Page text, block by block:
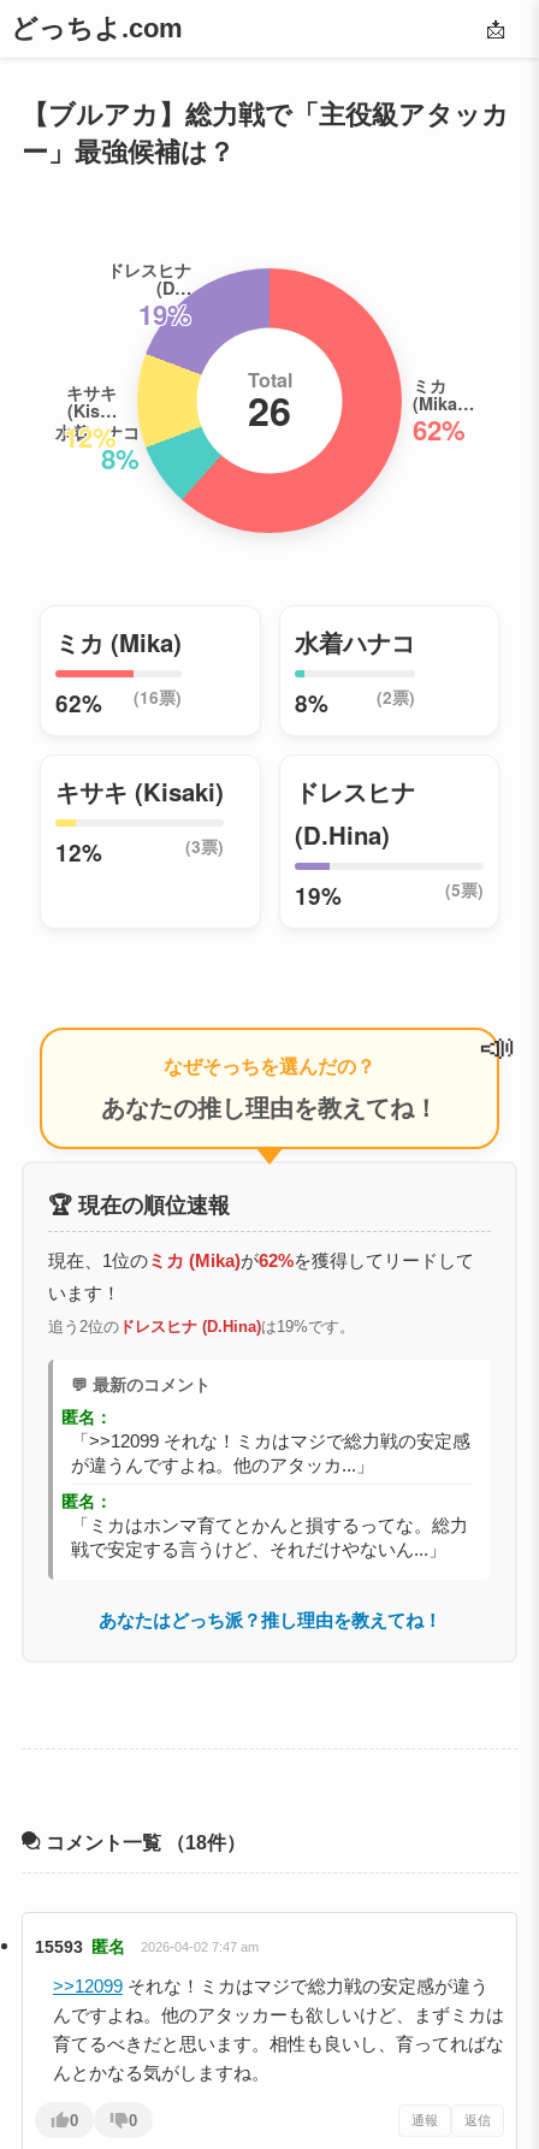
どっちよ.com 📩
【ブルアカ】総力戦で「主役級アタッカ
ー」最強候補は？
ミカ
(Mika…
62%
水着ハナコ
8%
キサキ
(Kis…
12%
ドレスヒナ
(D…
19%
Total
26
ミカ (Mika)
62% (16票)
水着ハナコ
8% (2票)
キサキ (Kisaki)
12% (3票)
ドレスヒナ
(D.Hina)
19% (5票)
なぜそっちを選んだの？
あなたの推し理由を教えてね！
📣
🏆 現在の順位速報
現在、1位のミカ (Mika)が62%を獲得してリードして
います！
追う2位のドレスヒナ (D.Hina)は19%です。
💬 最新のコメント
匿名：
「>>12099 それな！ミカはマジで総力戦の安定感
が違うんですよね。他のアタッカ...」
匿名：
「ミカはホンマ育てとかんと損するってな。総力
戦で安定する言うけど、それだけやないん...」
あなたはどっち派？推し理由を教えてね！
コメント一覧 （18件）
15593 匿名 2026-04-02 7:47 am
>>12099それな！ミカはマジで総力戦の安定感が違う
んですよね。他のアタッカーも欲しいけど、まずミカは
育てるべきだと思います。相性も良いし、育ってればな
んとかなる気がしますね。
0 0 通報 返信